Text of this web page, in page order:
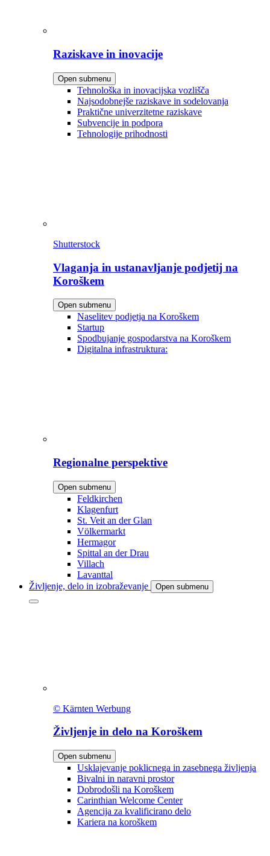
Raziskave in inovacije
Open submenu
Tehnološka in inovacijska vozlišča
Najsodobnejše raziskave in sodelovanja
Praktične univerzitetne raziskave
Subvencije in podpora
Tehnologije prihodnosti
Shutterstock
Vlaganja in ustanavljanje podjetij na
Koroškem
Open submenu
Naselitev podjetja na Koroškem
Startup
Spodbujanje gospodarstva na Koroškem
Digitalna infrastruktura:
Regionalne perspektive
Open submenu
Feldkirchen
Klagenfurt
St. Veit an der Glan
Völkermarkt
Hermagor
Spittal an der Drau
Villach
Lavanttal
Življenje, delo in izobraževanje
Open submenu
© Kärnten Werbung
Življenje in delo na Koroškem
Open submenu
Usklajevanje poklicnega in zasebnega življenja
Bivalni in naravni prostor
Dobrodošli na Koroškem
Carinthian Welcome Center
Agencija za kvalificirano delo
Kariera na koroškem